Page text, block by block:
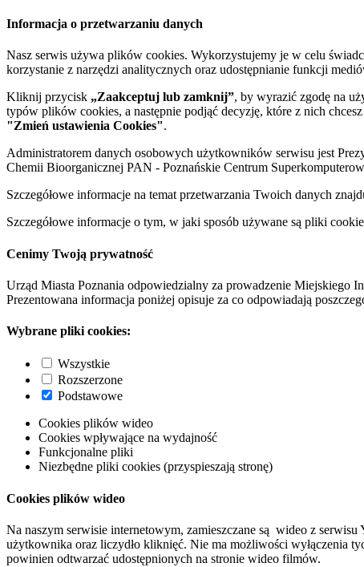
Informacja o przetwarzaniu danych
Nasz serwis używa plików cookies. Wykorzystujemy je w celu
korzystanie z narzędzi analitycznych oraz udostępnianie funkcji
Kliknij przycisk „Zaakceptuj lub zamknij”, by wyrazić zgodę na
typów plików cookies, a następnie podjąć decyzję, które z nich
"Zmień ustawienia Cookies".
Administratorem danych osobowych użytkowników serwisu jest
Chemii Bioorganicznej PAN - Poznańskie Centrum
Szczegółowe informacje na temat przetwarzania Twoich danych
Szczegółowe informacje o tym, w jaki sposób używane są pliki
Cenimy Twoją prywatność
Urząd Miasta Poznania odpowiedzialny za prowadzenie Miejskiego
Prezentowana informacja poniżej opisuje za co odpowiadają
Wybrane pliki cookies:
Wszystkie
Rozszerzone
Podstawowe
Cookies plików wideo
Cookies wpływające na wydajność
Funkcjonalne pliki
Niezbędne pliki cookies (przyspieszają stronę)
Cookies plików wideo
Na naszym serwisie internetowym, zamieszczane są wideo z
użytkownika oraz liczydło kliknięć. Nie ma możliwości wyłączenia
powinien odtwarzać udostępnionych na stronie wideo filmów.